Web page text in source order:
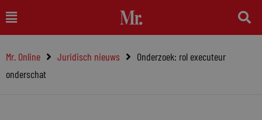
naar
inhoud
Main
Menu
Mr. Online Juridisch nieuws
Onderzoek: rol executeur
onderschat